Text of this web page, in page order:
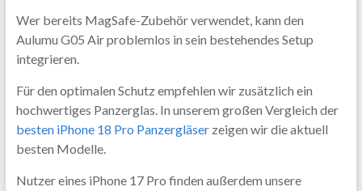
Wer bereits MagSafe-Zubehör verwendet, kann den
Aulumu G05 Air problemlos in sein bestehendes Setup
integrieren.
Für den optimalen Schutz empfehlen wir zusätzlich ein
hochwertiges Panzerglas. In unserem großen Vergleich der
besten iPhone 18 Pro Panzergläserzeigen wir die aktuell
besten Modelle.
Nutzer eines iPhone 17 Pro finden außerdem unsere